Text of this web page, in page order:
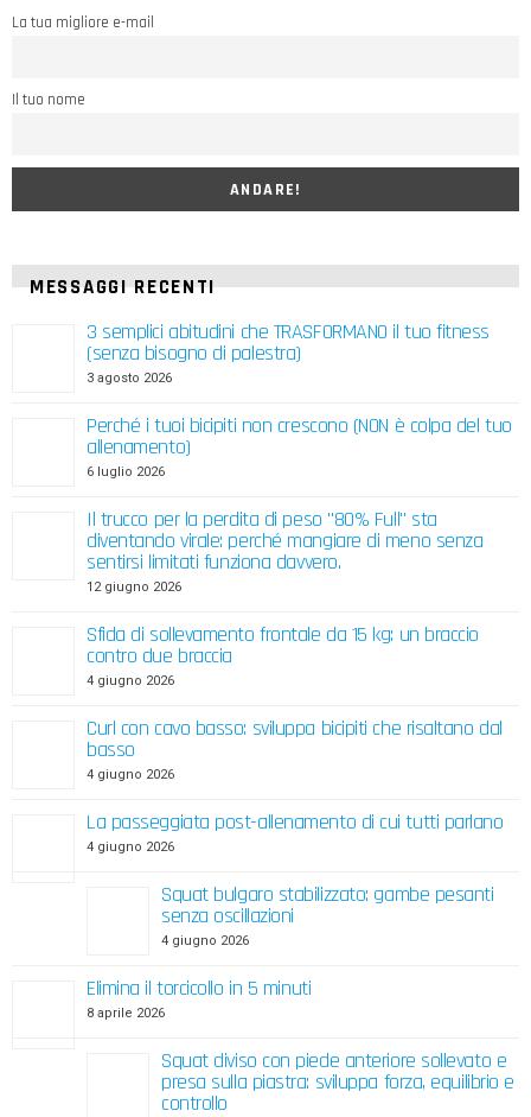
La tua migliore e-mail
Il tuo nome
MESSAGGI RECENTI
3 semplici abitudini che TRASFORMANO il tuo fitness
(senza bisogno di palestra)
3 agosto 2026
Perché i tuoi bicipiti non crescono (NON è colpa del tuo
allenamento)
6 luglio 2026
Il trucco per la perdita di peso "80% Full" sta
diventando virale: perché mangiare di meno senza
sentirsi limitati funziona davvero.
12 giugno 2026
Sfida di sollevamento frontale da 15 kg: un braccio
contro due braccia
4 giugno 2026
Curl con cavo basso: sviluppa bicipiti che risaltano dal
basso
4 giugno 2026
La passeggiata post-allenamento di cui tutti parlano
4 giugno 2026
Squat bulgaro stabilizzato: gambe pesanti
senza oscillazioni
4 giugno 2026
Elimina il torcicollo in 5 minuti
8 aprile 2026
Squat diviso con piede anteriore sollevato e
presa sulla piastra: sviluppa forza, equilibrio e
controllo